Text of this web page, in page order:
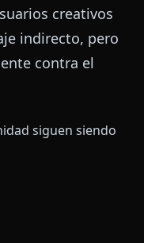
creativos
indirecto, pero
contra el
siguen siendo